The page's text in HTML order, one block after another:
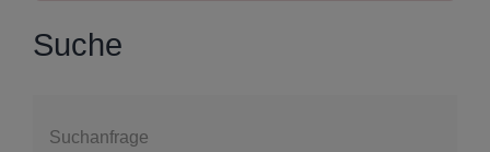
Suche
Suchanfrage